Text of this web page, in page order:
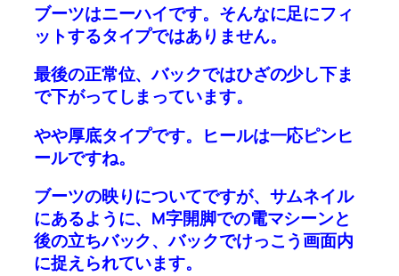
ブーツはニーハイです。そんなに足にフィ
ットするタイプではありません。
最後の正常位、バックではひざの少し下ま
で下がってしまっています。
やや厚底タイプです。ヒールは一応ピンヒ
ールですね。
ブーツの映りについてですが、サムネイル
にあるように、M字開脚での電マシーンと
後の立ちバック、バックでけっこう画面内
に捉えられています。